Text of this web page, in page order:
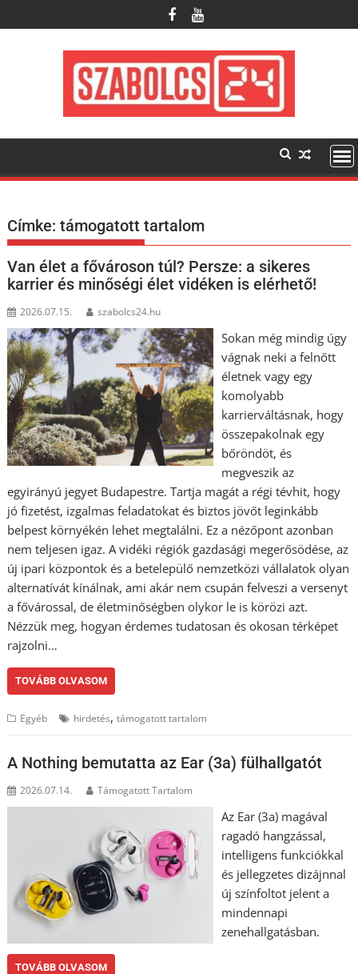
to
Címke:támogatott tartalom
Van élet a fővároson túl? Persze: a sikeres
karrier és minőségi élet vidéken is elérhető!
2026.07.15. szabolcs24.hu
Sokan még mindig úgy
vágnak neki a felnőtt
életnek vagy egy
komolyabb
karrierváltásnak, hogy
összepakolnak egy
bőröndöt, és
megveszik az
egyirányú jegyet Budapestre. Tartja magát a régi tévhit, hogy
jó fizetést, izgalmas feladatokat és biztos jövőt leginkább
belpest környékén lehet megtalálni. Ez a nézőpont azonban
nem teljesen igaz. A vidéki régiók gazdasági megerősödése, az
új ipari központok és a betelepülő nemzetközi vállalatok olyan
alternatívát kínálnak, ami akár nem csupán felveszi a versenyt
a fővárossal, de életminőségben olykor le is körözi azt.
Nézzük meg, hogyan érdemes tudatosan és okosan térképet
rajzolni…
TOVÁBB OLVASOM
Egyéb hirdetés,támogatott tartalom
A Nothing bemutatta az Ear (3a) fülhallgatót
2026.07.14. Támogatott Tartalom
Az Ear (3a) magával
ragadó hangzással,
intelligens funkciókkal
és jellegzetes dizájnnal
új színfoltot jelent a
mindennapi
zenehallgatásban.
TOVÁBB OLVASOM